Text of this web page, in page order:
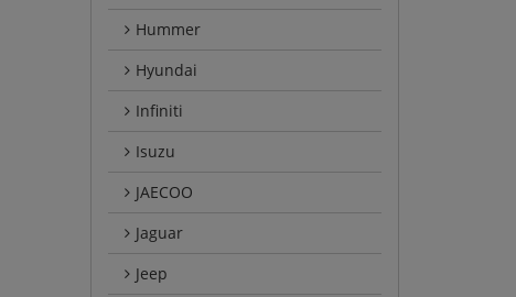
Hummer
Hyundai
Infiniti
Isuzu
JAECOO
Jaguar
Jeep